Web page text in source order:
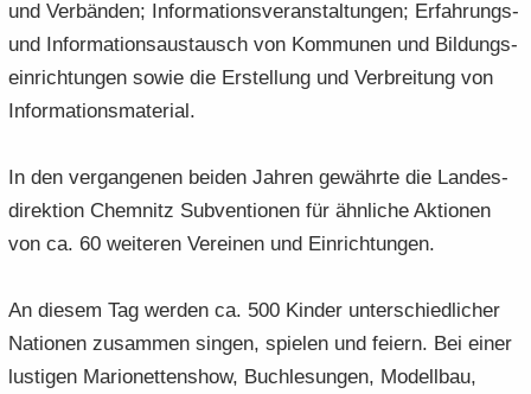
und Ver­bän­den; In­for­ma­ti­ons­ver­an­stal­tun­gen; Erfahrungs-​
und In­for­ma­ti­ons­aus­tausch von Kom­mu­nen und Bil­dungs­
ein­rich­tun­gen sowie die Er­stel­lung und Ver­brei­tung von
In­for­ma­ti­ons­ma­te­ri­al.
In den ver­gan­ge­nen bei­den Jah­ren ge­währ­te die Lan­des­
di­rek­ti­on Chem­nitz Sub­ven­tio­nen für ähn­li­che Ak­tio­nen
von ca. 60 wei­te­ren Ver­ei­nen und Ein­rich­tun­gen.
An die­sem Tag wer­den ca. 500 Kin­der un­ter­schied­li­cher
Na­tio­nen zu­sam­men sin­gen, spie­len und fei­ern. Bei einer
lus­ti­gen Ma­rio­net­ten­show, Buch­le­sun­gen, Mo­dell­bau,